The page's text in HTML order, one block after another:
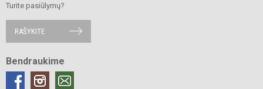
Turite pasiūlymų?
RAŠYKITE
Bendraukime